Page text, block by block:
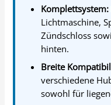
Komplettsystem:
Lichtmaschine,
Zündschloss
hinten.
Breite
verschiedene
sowohl für